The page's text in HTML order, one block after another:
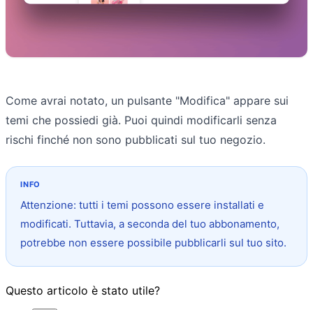
Come avrai notato, un pulsante "Modifica" appare sui
temi che possiedi già. Puoi quindi modificarli senza
rischi finché non sono pubblicati sul tuo negozio.
Attenzione: tutti i temi possono essere installati e
modificati. Tuttavia, a seconda del tuo abbonamento,
potrebbe non essere possibile pubblicarli sul tuo sito.
Questo articolo è stato utile?